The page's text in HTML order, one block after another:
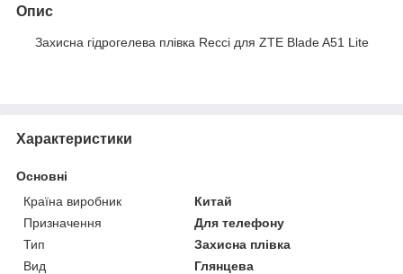
Опис
Захисна гідрогелева плівка Recci для ZTE Blade A51 Lite
Характеристики
Основні
Країна виробник
Китай
Призначення
Для телефону
Тип
Захисна плівка
Вид
Глянцева